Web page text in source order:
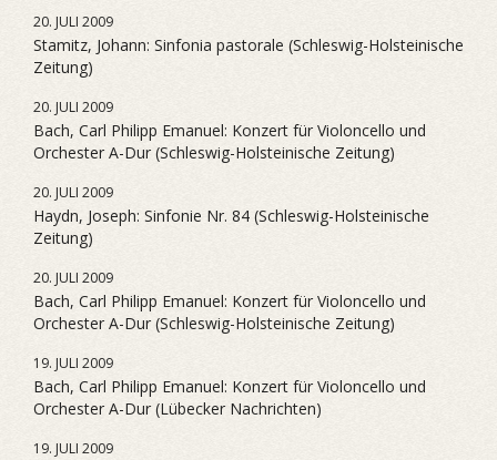
20. JULI 2009
Stamitz, Johann: Sinfonia pastorale (Schleswig-Holsteinische
Zeitung)
20. JULI 2009
Bach, Carl Philipp Emanuel: Konzert für Violoncello und
Orchester A-Dur (Schleswig-Holsteinische Zeitung)
20. JULI 2009
Haydn, Joseph: Sinfonie Nr. 84 (Schleswig-Holsteinische
Zeitung)
20. JULI 2009
Bach, Carl Philipp Emanuel: Konzert für Violoncello und
Orchester A-Dur (Schleswig-Holsteinische Zeitung)
19. JULI 2009
Bach, Carl Philipp Emanuel: Konzert für Violoncello und
Orchester A-Dur (Lübecker Nachrichten)
19. JULI 2009